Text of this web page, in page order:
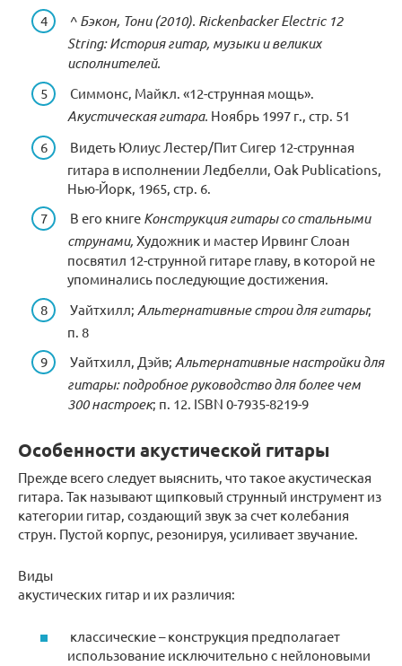
^ Бэкон, Тони (2010). Rickenbacker Electric 12
String: История гитар, музыки и великих
исполнителей.
Симмонс, Майкл. «12-струнная мощь».
Акустическая гитара. Ноябрь 1997 г., стр. 51
Видеть Юлиус Лестер/Пит Сигер 12-струнная
гитара в исполнении Ледбелли, Oak Publications,
Нью-Йорк, 1965, стр. 6.
В его книге Конструкция гитары со стальными
струнами, Художник и мастер Ирвинг Слоан
посвятил 12-струнной гитаре главу, в которой не
упоминались последующие достижения.
Уайтхилл; Альтернативные строи для гитары;
п. 8
Уайтхилл, Дэйв; Альтернативные настройки для
гитары: подробное руководство для более чем
300 настроек; п. 12. ISBN 0-7935-8219-9
Особенности акустической гитары
Прежде всего следует выяснить, что такое акустическая
гитара. Так называют щипковый струнный инструмент из
категории гитар, создающий звук за счет колебания
струн. Пустой корпус, резонируя, усиливает звучание.
Виды
акустических гитар и их различия:
классические – конструкция предполагает
использование исключительно с нейлоновыми